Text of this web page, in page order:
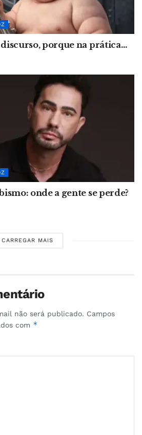
porque na prática…
onde a gente se perde?
CARREGAR MAIS
não será publicado. Campos
com *